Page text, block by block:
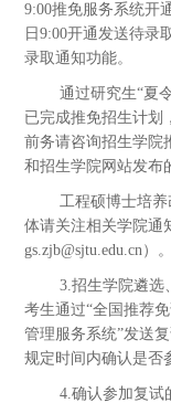
9:00推免服务系统开
日9:00开通发送待录
录取通知功能。
通过研究生“夏令
已完成推免招生计划
前务请咨询招生学院
和招生学院网站发布
工程硕博士培养改
体请关注相关学院通
gs.zjb@sjtu.edu.cn）。
3.招生学院遴选、
考生通过“全国推荐
管理服务系统”发送
规定时间内确认是否
4.确认参加复试的